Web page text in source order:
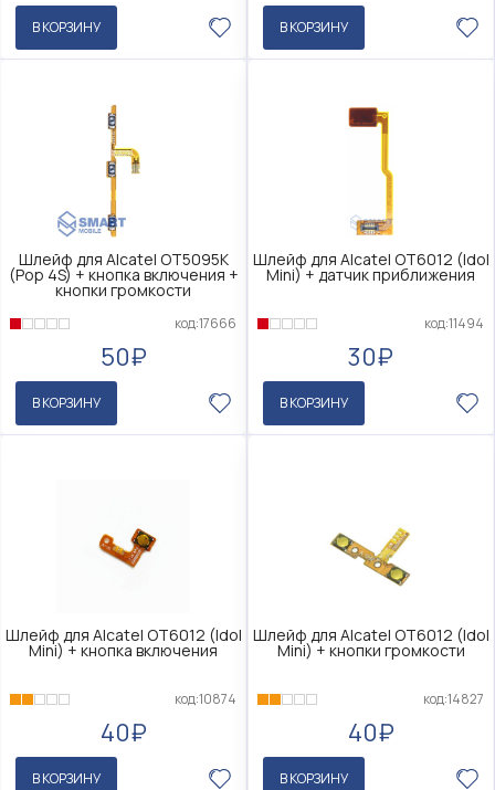
В КОРЗИНУ В КОРЗИНУ
Шлейф для Alcatel OT5095K
(Pop 4S) + кнопка включения +
кнопки громкости
код:17666
50₽
В КОРЗИНУ
Шлейф для Alcatel OT6012 (Idol
Mini) + датчик приближения
код:11494
30₽
В КОРЗИНУ
Шлейф для Alcatel OT6012 (Idol
Mini) + кнопка включения
код:10874
40₽
В КОРЗИНУ
Шлейф для Alcatel OT6012 (Idol
Mini) + кнопки громкости
код:14827
40₽
В КОРЗИНУ